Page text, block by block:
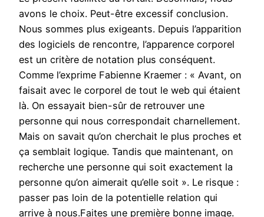
avons le choix. Peut-être excessif conclusion.
Nous sommes plus exigeants. Depuis l’apparition
des logiciels de rencontre, l’apparence corporel
est un critère de notation plus conséquent.
Comme l’exprime Fabienne Kraemer : « Avant, on
faisait avec le corporel de tout le web qui étaient
là. On essayait bien-sûr de retrouver une
personne qui nous correspondait charnellement.
Mais on savait qu’on cherchait le plus proches et
ça semblait logique. Tandis que maintenant, on
recherche une personne qui soit exactement la
personne qu’on aimerait qu’elle soit ». Le risque :
passer pas loin de la potentielle relation qui
arrive à nous.Faites une première bonne image.